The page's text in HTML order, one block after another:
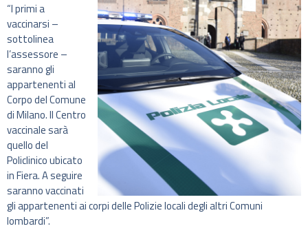
“I primi a
vaccinarsi –
sottolinea
l’assessore –
saranno gli
appartenenti al
Corpo del Comune
di Milano. Il Centro
vaccinale sarà
quello del
Policlinico ubicato
in Fiera. A seguire
saranno vaccinati
gli appartenenti ai corpi delle Polizie locali degli altri Comuni
lombardi”.